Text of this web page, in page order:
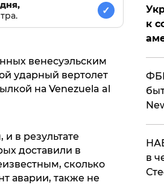
✓
венесуэльским
ударный вертолет
на Venezuela al
в результате
доставили в
сколько
аварии, также не
к
в